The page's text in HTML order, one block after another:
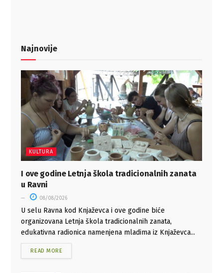
Najnovije
KULTURA
I ove godine Letnja škola tradicionalnih zanata
u Ravni
08/08/2026
U selu Ravna kod Knjaževca i ove godine biće
organizovana Letnja škola tradicionalnih zanata,
edukativna radionica namenjena mladima iz Knjaževca...
READ MORE